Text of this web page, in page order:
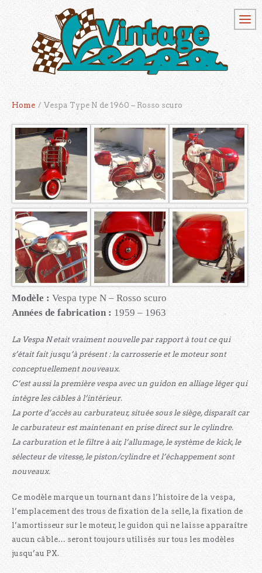
Home/ Vespa Type N de 1960 – Rosso scuro
Modèle : Vespa type N – Rosso scuro
Années de fabrication : 1959 – 1963
La Vespa N etait vraiment nouvelle par rapport à tout ce qui
s’était fait jusqu’à présent : la carrosserie et le moteur sont
conceptuellement nouveaux.
C’est aussi la première vespa avec un guidon en alliage léger qui
intègre les câbles à l’intérieur.
La porte d’accès au carburateur, située sous le siège, disparaît car
le carburateur est maintenant en prise direct sur le cylindre.
La carburation et le filtre à air, l’allumage, le système de kick, le
sélecteur de vitesse, le piston/cylindre et l’échappement sont
nouveaux.
Ce modèle marque un tournant dans l’histoire de la vespa,
l’emplacement des trous de fixation de la selle, la fixation de
l’amortisseur sur le moteur, le guidon qui ne laisse apparaître
aucun câble… seront toujours utilisés sur tous les modèles
jusqu’au PX.